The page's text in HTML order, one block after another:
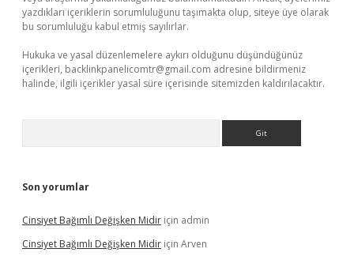
yazdıkları içeriklerin sorumluluğunu taşımakta olup, siteye üye olarak
bu sorumluluğu kabul etmiş sayılırlar.
Hukuka ve yasal düzenlemelere aykırı olduğunu düşündüğünüz
içerikleri, backlinkpanelicomtr@gmail.com adresine bildirmeniz
halinde, ilgili içerikler yasal süre içerisinde sitemizden kaldırılacaktır.
Son yorumlar
Cinsiyet Bağımlı Değişken Midir için admin
Cinsiyet Bağımlı Değişken Midir için Arven